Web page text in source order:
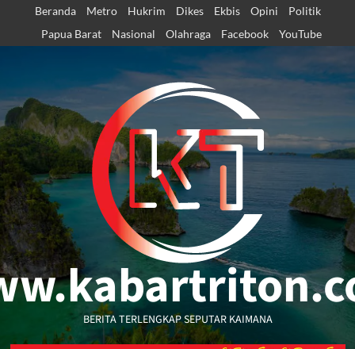
content
Beranda Metro Hukrim Dikes Ekbis Opini
Politik
Papua Barat
Nasional Olahraga Facebook YouTube
BERITA TERLENGKAP SEPUTAR KAIMANA